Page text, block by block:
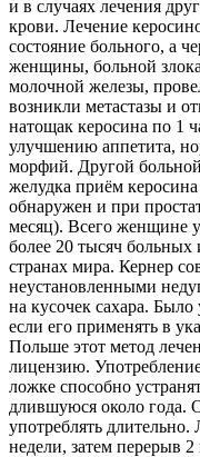
и в случаях лечения
крови. Лечение
состояние больного, а
женщины, больной
молочной железы,
возникли метастазы и
натощак керосина по 1
улучшению аппетита,
морфий. Другой
желудка приём
обнаружен и при
месяц). Всего женщине
более 20 тысяч
странах мира. Кернер
неустановленными
на кусочек сахара. Было
если его применять в
Польше этот метод
лицензию.
ложке способно
длившуюся около года.
употреблять длительно.
недели, затем перерыв 2